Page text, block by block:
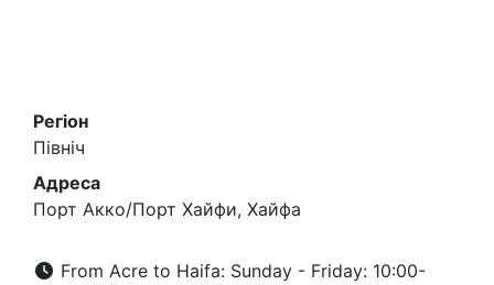
Регіон
Північ
Адреса
Порт Акко/Порт Хайфи, Хайфа
From Acre to Haifa: Sunday - Friday: 10:00-